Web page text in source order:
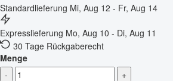
Standardlieferung Mi, Aug 12 - Fr, Aug 14
Expresslieferung Mo, Aug 10 - Di, Aug 11
30 Tage Rückgaberecht
Menge
-
+